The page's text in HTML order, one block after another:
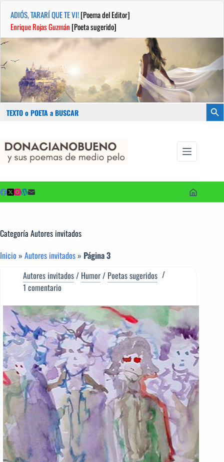
ADIÓS, TARARÍ QUE TE VI![Poema del Editor]
Enrique Rojas Guzmán [Poeta sugerido]
Buscar:
contenido
Categoría Autores invitados
Inicio » Autores invitados » Página 3
Autores invitados/ Humor/ Poetas sugeridos
1 comentario